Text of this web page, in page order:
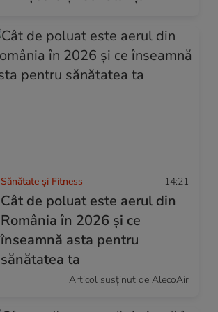
Sănătate și Fitness 14:21
Cât de poluat este aerul din
România în 2026 și ce
înseamnă asta pentru
sănătatea ta
Articol susținut de AlecoAir